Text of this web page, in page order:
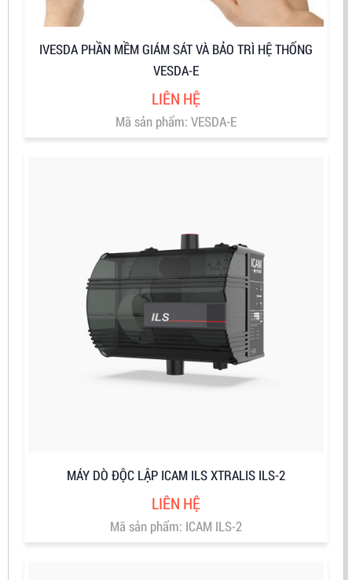
IVESDA PHẦN MỀM GIÁM SÁT VÀ BẢO TRÌ HỆ THỐNG
VESDA-E
LIÊN HỆ
Mã sản phẩm: VESDA-E
MÁY DÒ ĐỘC LẬP ICAM ILS XTRALIS ILS-2
LIÊN HỆ
Mã sản phẩm: ICAM ILS-2